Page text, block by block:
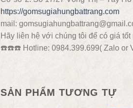
https://gomsugiahungbattrang.com
mail:
Hãy liên hệ với chúng tôi để có giá tốt
☎️☎️☎️Hotline: 0984.399.699( Zalo or
SẢN PHẨM TƯƠNG TỰ